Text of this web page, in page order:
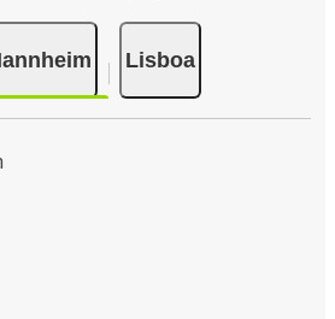
Lisboa